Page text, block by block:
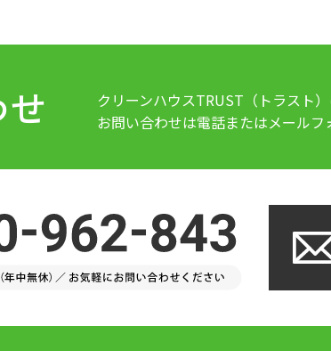
クリーンハウスTRUST（トラスト
お問い合わせは電話またはメールフ